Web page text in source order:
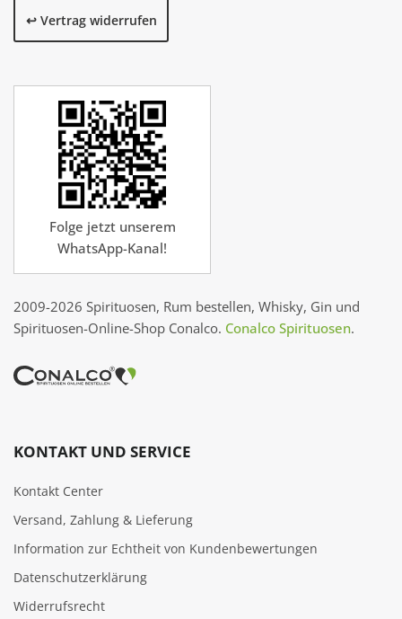
↩️ Vertrag widerrufen
Folge jetzt unserem
WhatsApp-Kanal!
2009-2026 Spirituosen, Rum bestellen, Whisky, Gin und
Spirituosen-Online-Shop Conalco. Conalco Spirituosen.
KONTAKT UND SERVICE
Kontakt Center
Versand, Zahlung & Lieferung
Information zur Echtheit von Kundenbewertungen
Datenschutzerklärung
Widerrufsrecht